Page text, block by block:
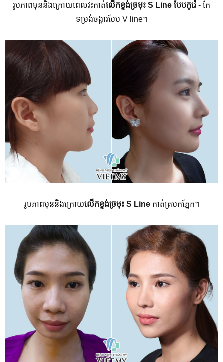
រូបភាពមុននិងក្រោយពេលវះកាត់លើកខ្ទង់ច្រមុះ S Line បែបកូរ៉េ - កែ
ទម្រង់ចង្ការបែប V line។
រូបភាពមុននិងក្រោយលើកខ្ទង់ច្រមុះS Line កាត់ត្របកភ្នែក។